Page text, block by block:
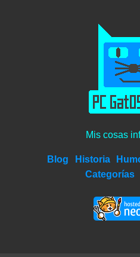
Mis cosas
Blog Historia
Categorías